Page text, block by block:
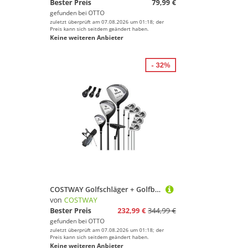
Bester Preis 79,99 €
gefunden bei OTTO
zuletzt überprüft am 07.08.2026 um 01:18; der
Preis kann sich seitdem geändert haben.
Keine weiteren Anbieter
COSTWAY Golfschläger + Golfbag, 9 teiliges Golfset linkshändig mit Golftasche
von COSTWAY
Bester Preis
232,99 € 344,99 €
gefunden bei OTTO
zuletzt überprüft am 07.08.2026 um 01:18; der
Preis kann sich seitdem geändert haben.
Keine weiteren Anbieter
- 32%